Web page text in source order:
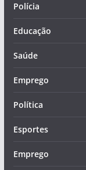
Polícia
Educação
Saúde
Emprego
Política
Esportes
Emprego